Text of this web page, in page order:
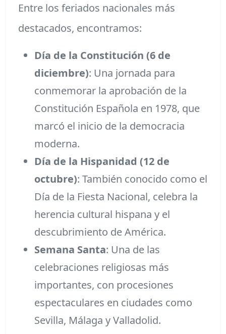
Entre los feriados nacionales más
destacados, encontramos:
Día de la Constitución (6 de
diciembre): Una jornada para
conmemorar la aprobación de la
Constitución Española en 1978, que
marcó el inicio de la democracia
moderna.
Día de la Hispanidad (12 de
octubre): También conocido como el
Día de la Fiesta Nacional, celebra la
herencia cultural hispana y el
descubrimiento de América.
Semana Santa: Una de las
celebraciones religiosas más
importantes, con procesiones
espectaculares en ciudades como
Sevilla, Málaga y Valladolid.